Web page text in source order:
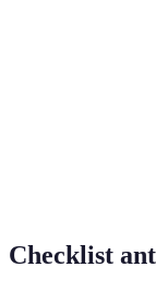
Checklist